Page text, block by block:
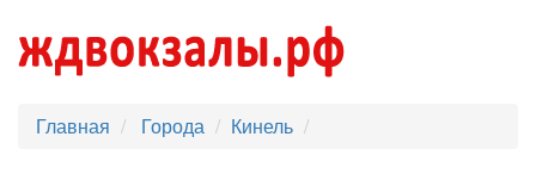
Главная Города Кинель